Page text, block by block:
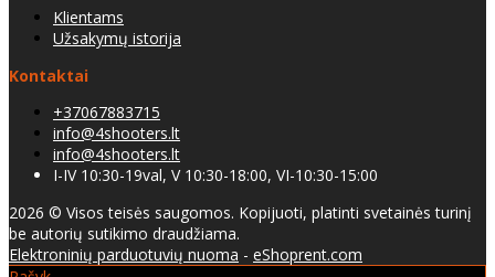
Klientams
Užsakymų istorija
Kontaktai
+37067883715
info@4shooters.lt
info@4shooters.lt
I-IV 10:30-19val, V 10:30-18:00, VI-10:30-15:00
2026 © Visos teisės saugomos. Kopijuoti, platinti svetainės turinį
be autorių sutikimo draudžiama.
Elektroninių parduotuvių nuoma - eShoprent.com